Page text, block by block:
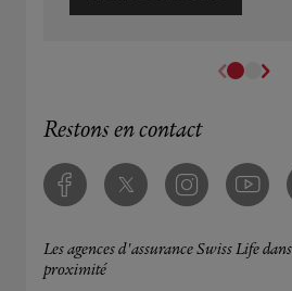
Restons en contact
FacebookTwitter InstagramYoutube
Les agences d'assurance Swiss Life
proximité